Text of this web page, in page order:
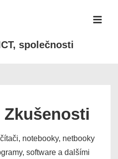
společnosti
Zkušenosti
notebooky, netbooky
software a dalšími